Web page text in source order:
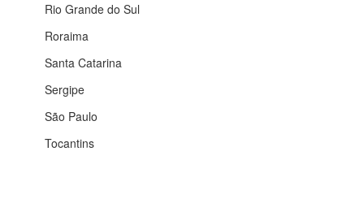
Rio Grande do Sul
Roraima
Santa Catarina
Sergipe
São Paulo
Tocantins